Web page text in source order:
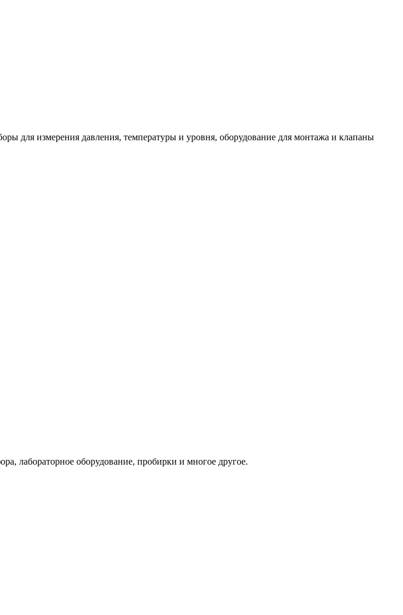
для измерения давления, температуры и уровня, оборудование для монтажа и клапаны
лабораторное оборудование, пробирки и многое другое.